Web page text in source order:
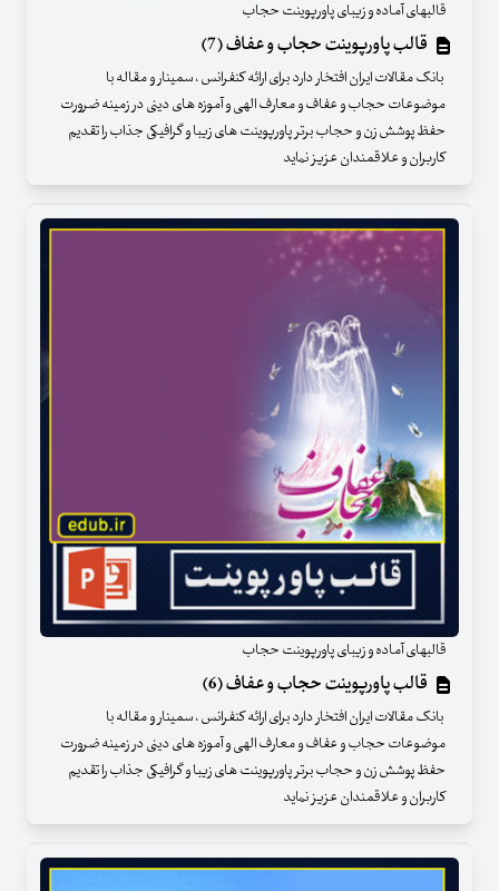
قالبهای آماده و زیبای پاورپوینت حجاب
قالب پاورپوینت حجاب و عفاف (7)
بانک مقالات ایران افتخار دارد برای ارائه کنفرانس ، سمینار و مقاله با
موضوعات حجاب و عفاف و معارف الهی و آموزه های دینی در زمینه ضرورت
حفظ پوشش زن و حجاب برتر پاورپوینت های زیبا و گرافیکی جذاب را تقدیم
کاربران و علاقمندان عزیز نماید
قالبهای آماده و زیبای پاورپوینت حجاب
قالب پاورپوینت حجاب و عفاف (6)
بانک مقالات ایران افتخار دارد برای ارائه کنفرانس ، سمینار و مقاله با
موضوعات حجاب و عفاف و معارف الهی و آموزه های دینی در زمینه ضرورت
حفظ پوشش زن و حجاب برتر پاورپوینت های زیبا و گرافیکی جذاب را تقدیم
کاربران و علاقمندان عزیز نماید